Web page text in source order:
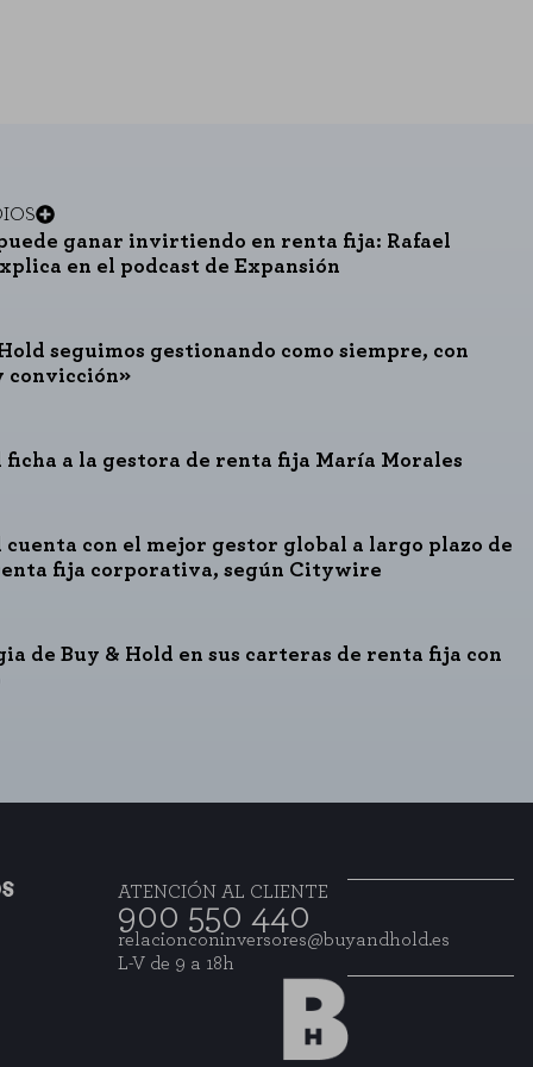
ganar invirtiendo en renta fija: Rafael
en el podcast de Expansión
seguimos gestionando como siempre, con
convicción»
ficha a la gestora de renta fija María Morales
cuenta con el mejor gestor global a largo plazo de
fija corporativa, según Citywire
de Buy & Hold en sus carteras de renta fija con
ATENCIÓN AL CLIENTE
900 550 440
relacionconinversores@buyandhold.es
L-V de 9 a 18h